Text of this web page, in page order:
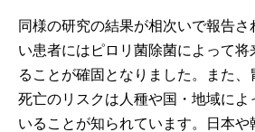
同様の研究の結果が相次いで報告
い患者にはピロリ菌除菌によって
ることが確固となりました。また
死亡のリスクは人種や国・地域によ
いることが知られています。日本や